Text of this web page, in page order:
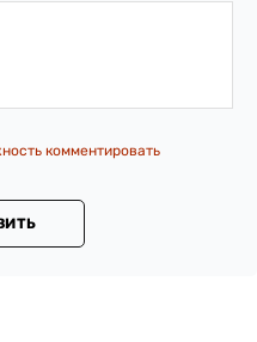
комментировать